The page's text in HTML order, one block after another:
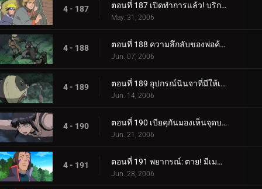
4 - 187 ตอนที่ 187 เปิดทำการแล้ว! บริการขนย้ายใบไม้
May. 31, 2006
4 - 188 ตอนที่ 188 ความลึกลับของพ่อค้าเป้าหมาย
Jun. 07, 2006
4 - 189 ตอนที่ 189 อุปกรณ์นินจาที่มีให้เลือกอย่างไม่มีขีดจำกัด
Jun. 14, 2006
4 - 190 ตอนที่ 190 เบียคุกันมองเห็นจุดบอด!
Jun. 21, 2006
4 - 191 ตอนที่ 191 พยากรณ์: ตาย! มีเมฆมากและมีโอกาสเกิดพระอาทิตย์!
Jun. 28, 2006